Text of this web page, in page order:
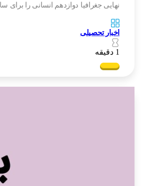
نهایی جغرافیا دوازدهم انسانی را برای سال…
اخبار تحصیلی